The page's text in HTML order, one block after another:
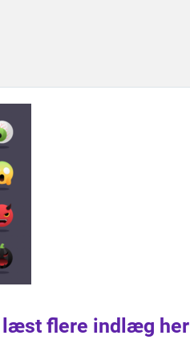
læst flere indlæg her